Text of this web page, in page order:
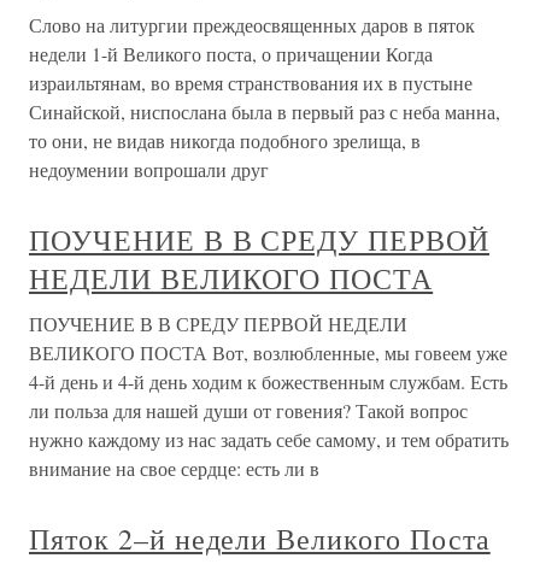
Слово на литургии преждеосвященных даров в пяток
недели 1-й Великого поста, о причащении Когда
израильтянам, во время странствования их в пустыне
Синайской, ниспослана была в первый раз с неба манна,
то они, не видав никогда подобного зрелища, в
недоумении вопрошали друг
ПОУЧЕНИЕ В В СРЕДУ ПЕРВОЙ
НЕДЕЛИ ВЕЛИКОГО ПОСТА
ПОУЧЕНИЕ В В СРЕДУ ПЕРВОЙ НЕДЕЛИ
ВЕЛИКОГО ПОСТА Вот, возлюбленные, мы говеем уже
4-й день и 4-й день ходим к божественным службам. Есть
ли польза для нашей души от говения? Такой вопрос
нужно каждому из нас задать себе самому, и тем обратить
внимание на свое сердце: есть ли в
Пяток 2–й недели Великого Поста